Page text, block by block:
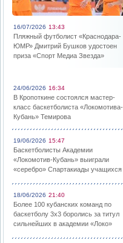
16/07/2026 13:43
Пляжный футболист «Краснодара-
ЮМР» Дмитрий Бушков удостоен
приза «Спорт Медиа Звезда»
24/06/2026 16:34
В Кропоткине состоялся мастер-
класс баскетболиста «Локомотива-
Кубань» Темирова
19/06/2026 15:47
Баскетболисты Академии
«Локомотив-Кубань» выиграли
«серебро» Спартакиады учащихся
18/06/2026 21:40
Более 100 кубанских команд по
баскетболу 3х3 боролись за титул
сильнейших в академии «Локо»